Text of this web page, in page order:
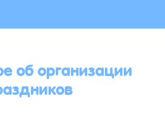
об организации